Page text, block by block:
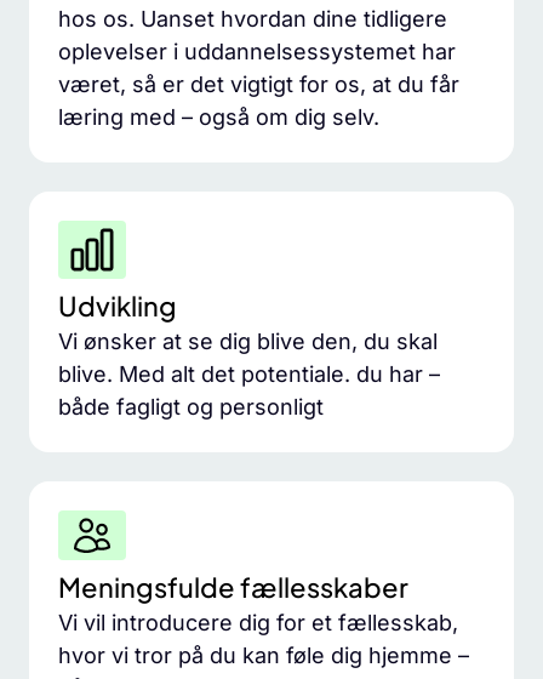
hos os. Uanset hvordan dine tidligere
oplevelser i uddannelsessystemet har
været, så er det vigtigt for os, at du får
læring med – også om dig selv.
Udvikling
Vi ønsker at se dig blive den, du skal
blive. Med alt det potentiale. du har –
både fagligt og personligt
Meningsfulde fællesskaber​
Vi vil introducere dig for et fællesskab,
hvor vi tror på du kan føle dig hjemme –